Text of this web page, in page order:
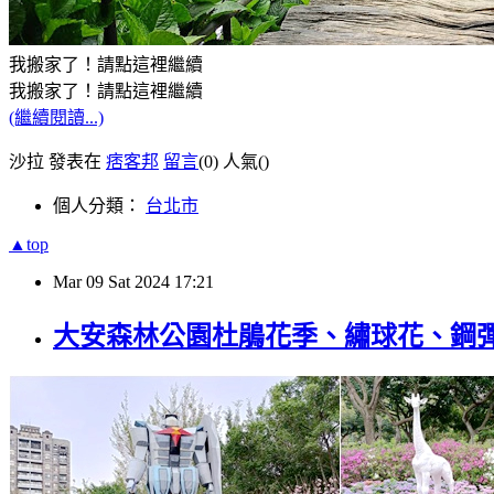
我搬家了！請點這裡繼續
我搬家了！請點這裡繼續
(繼續閱讀...)
沙拉 發表在 痞客邦 留言(0) 人氣()
個人分類： 台北市
▲top
Mar 09 Sat 2024 17:21
大安森林公園杜鵑花季、繡球花、鋼